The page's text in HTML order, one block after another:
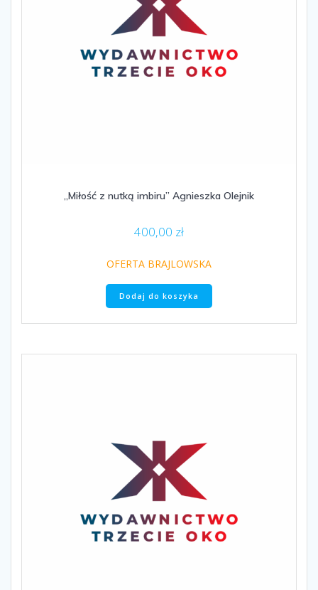
„Miłość z nutką imbiru” Agnieszka Olejnik
400,00 zł
OFERTA BRAJLOWSKA
Dodaj do koszyka